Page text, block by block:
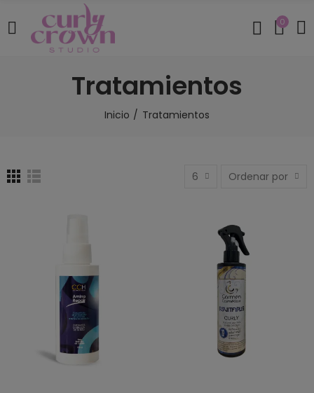
0
Tratamientos
Inicio Tratamientos
6 Ordenar por